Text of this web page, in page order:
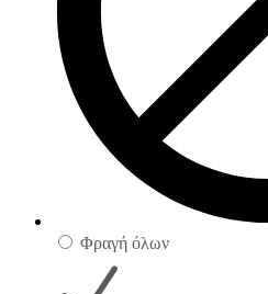
Φραγή όλων